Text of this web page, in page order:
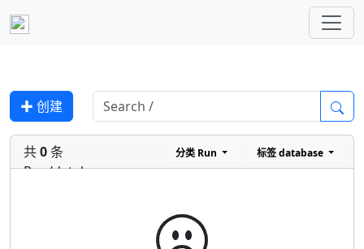
✚ 创建
共0条
Run/database
分类 Run 标签database